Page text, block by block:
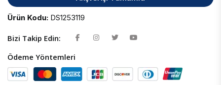
Ürün Kodu: DS1253119
Bizi Takip Edin:
Ödeme Yöntemleri